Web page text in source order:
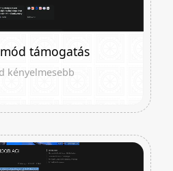
támogatás
kényelmesebb